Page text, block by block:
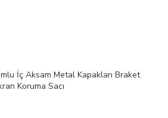
İç Aksam Metal Kapakları Braket
Koruma Sacı